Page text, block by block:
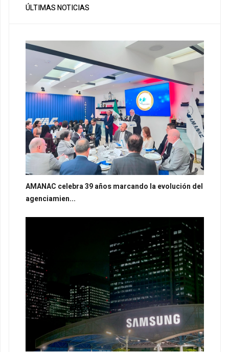
ÚLTIMAS NOTICIAS
AMANAC celebra 39 años marcando la evolución del
agenciamien...